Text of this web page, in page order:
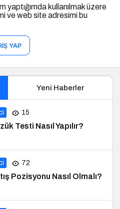
yaptığımda kullanılmak üzere
ve web site adresimi bu
YAP
Yeni Haberler
15
Testi Nasıl Yapılır?
72
Pozisyonu Nasıl Olmalı?